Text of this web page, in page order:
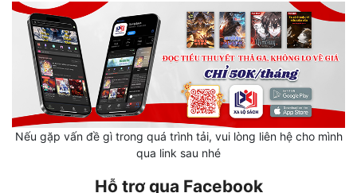
Lịch Sử
Mưu Mô
Mạt Thế
Mỹ Thực
Nếu gặp vấn đề gì trong quá trình tải, vui lòng liên hệ cho mình
qua link sau nhé
Hỗ trợ qua Facebook